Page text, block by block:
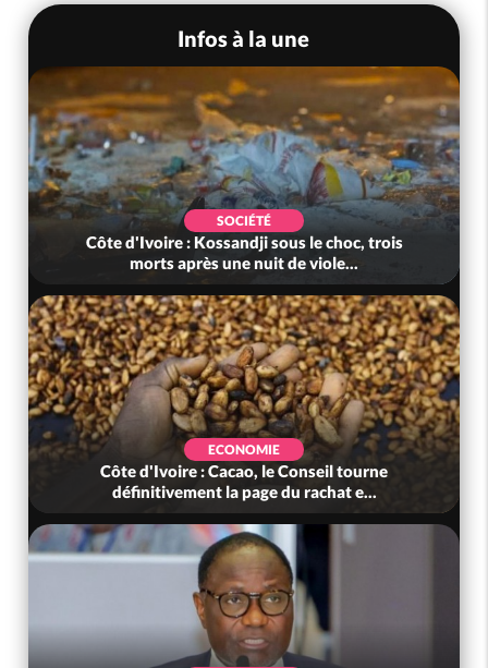
Infos à la une
SOCIÉTÉ
Côte d'Ivoire : Kossandji sous le choc, trois
morts après une nuit de viole...
ECONOMIE
Côte d'Ivoire : Cacao, le Conseil tourne
définitivement la page du rachat e...